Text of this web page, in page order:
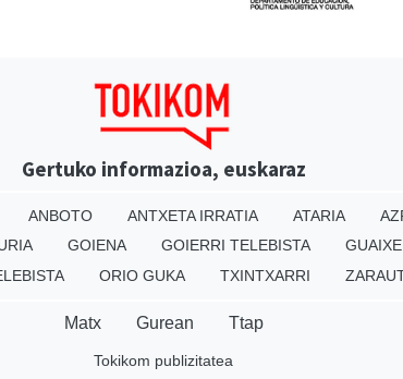
Gertuko informazioa, euskaraz
ANBOTO ANTXETA IRRATIA ATARIA
GOIENA GOIERRI TELEBISTA GUAIXE
ORIO GUKA TXINTXARRI
Matx Gurean Ttap
Tokikom publizitatea